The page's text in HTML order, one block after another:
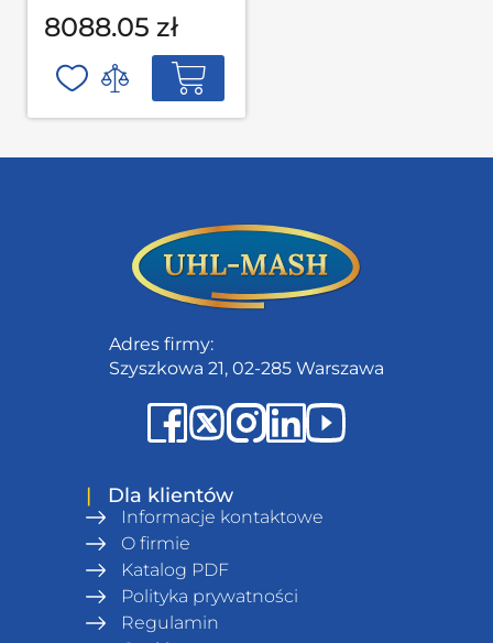
L-03-002 S op
8088.05 zł
Adres firmy:
Szyszkowa 21, 02-285 Warszawa
| Dla klientów
Informacje kontaktowe
O firmie
Katalog PDF
Polityka prywatności
Regulamin